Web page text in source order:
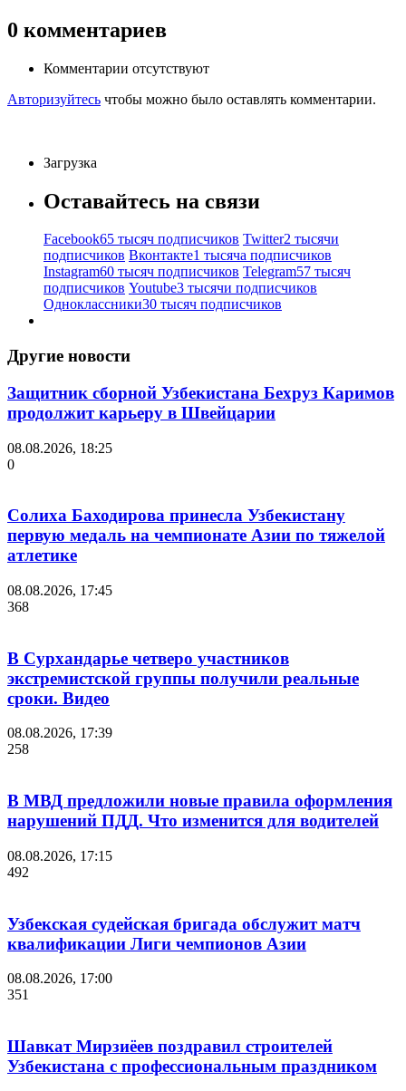
0 комментариев
Комментарии отсутствуют
Авторизуйтесь чтобы можно было оставлять комментарии.
Загрузка
Оставайтесь на связи
Facebook65 тысяч подписчиков Twitter2 тысячи
подписчиков Вконтакте1 тысяча подписчиков
Instagram60 тысяч подписчиков Telegram57 тысяч
подписчиков Youtube3 тысячи подписчиков
Одноклассники30 тысяч подписчиков
Другие новости
Защитник сборной Узбекистана Бехруз Каримов
продолжит карьеру в Швейцарии
08.08.2026, 18:25
0
Солиха Баходирова принесла Узбекистану
первую медаль на чемпионате Азии по тяжелой
атлетике
08.08.2026, 17:45
368
В Сурхандарье четверо участников
экстремистской группы получили реальные
сроки. Видео
08.08.2026, 17:39
258
В МВД предложили новые правила оформления
нарушений ПДД. Что изменится для водителей
08.08.2026, 17:15
492
Узбекская судейская бригада обслужит матч
квалификации Лиги чемпионов Азии
08.08.2026, 17:00
351
Шавкат Мирзиёев поздравил строителей
Узбекистана с профессиональным праздником